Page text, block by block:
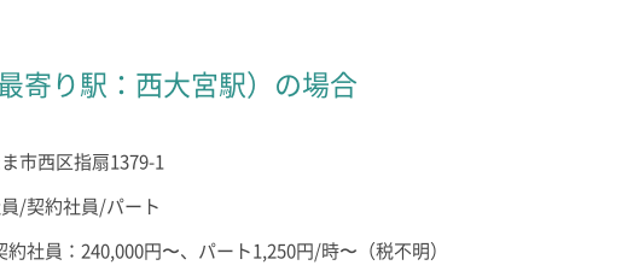
寄り駅：西大宮駅）の場合
市西区指扇1379-1
/契約社員/パート
社員：240,000円〜、パート1,250円/時〜（税不明）